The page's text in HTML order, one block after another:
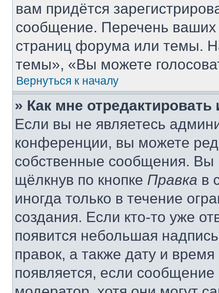
вам придётся
сообщение. Перечень ваших
страниц форума или темы.
темы», «Вы можете
Вернуться к началу
» Как мне
Если вы не являетесь
конференции, вы можете
собственные сообщения. Вы
щёлкнув по кнопке Правка в
иногда только в течение
создания. Если кто-то уже
появится небольшая
правок, а также дату и
появляется, если